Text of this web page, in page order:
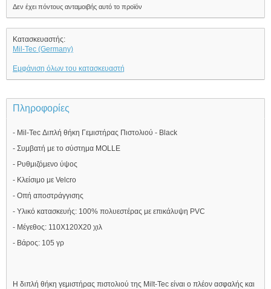
Δεν έχει πόντους ανταμοιβής αυτό το προϊόν
Κατασκευαστής:
Mil-Tec (Germany)
Εμφάνιση όλων του κατασκευαστή
Πληροφορίες
- Mil-Tec Διπλή θήκη Γεμιστήρας Πιστολιού - Black
- Συμβατή με το σύστημα MOLLE
- Ρυθμιζόμενο ύψος
- Κλείσιμο με Velcro
- Οπή αποστράγγισης
- Υλικό κατασκευής: 100% πολυεστέρας με επικάλυψη PVC
- Μέγεθος: 110Χ120Χ20 χιλ
- Βάρος: 105 γρ
Η διπλή θήκη γεμιστήρας πιστολιού της Milt-Tec είναι ο πλέον ασφαλής και